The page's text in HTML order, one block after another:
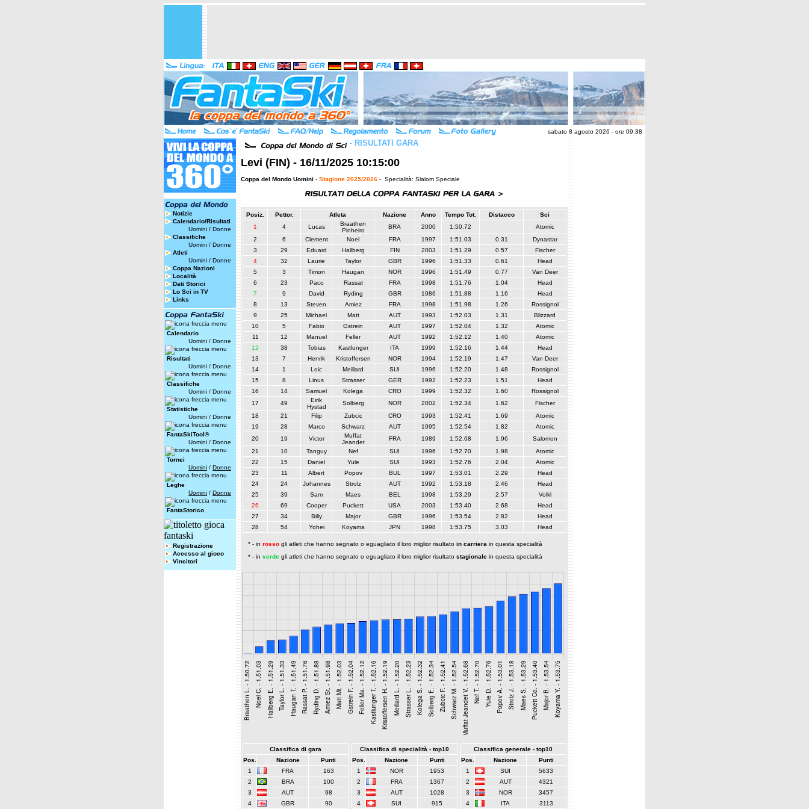
sabato 8 agosto 2026 - ore 09:38
Notizie
Calendario/Risultati
Uomini / Donne
Classifiche
Uomini / Donne
Atleti
Uomini / Donne
Coppa Nazioni
Località
Dati Storici
Lo Sci in TV
Links
Calendario
Uomini / Donne
Risultati
Uomini / Donne
Classifiche
Uomini / Donne
Statistiche
Uomini / Donne
FantaSkiTool®
Uomini / Donne
Tornei
Uomini / Donne
Leghe
Uomini / Donne
FantaStorico
Registrazione
Accesso al gioco
Vincitori
- RISULTATI GARA
Levi (FIN) - 16/11/2025 10:15:00
Coppa del Mondo Uomini - Stagione 2025/2026 - Specialità: Slalom Speciale
Posiz. Pettor. Atleta Nazione Anno Tempo Tot. Distacco
Sci
1
4 Lucas
Braathen
Pinheiro
BRA 2000 1:50.72
Atomic
2
6 Clement Noel FRA 1997 1:51.03 0.31
Dynastar
3
29 Eduard Hallberg FIN 2003 1:51.29 0.57
Fischer
4
32 Laurie Taylor GBR 1996 1:51.33 0.61
Head
5
3 Timon Haugan NOR 1996 1:51.49 0.77
Van Deer
6
23 Paco Rassat FRA 1998 1:51.76 1.04
Head
7
9 David Ryding GBR 1986 1:51.88 1.16
Head
8
13 Steven Amiez FRA 1998 1:51.98 1.26
Rossignol
9
25 Michael Matt AUT 1993 1:52.03 1.31
Blizzard
10
5 Fabio Gstrein AUT 1997 1:52.04 1.32
Atomic
11
12 Manuel Feller AUT 1992 1:52.12 1.40
Atomic
12
38 Tobias Kastlunger ITA 1999 1:52.16 1.44
Head
13
7 Henrik Kristoffersen NOR 1994 1:52.19 1.47
Van Deer
14
1 Loic Meillard SUI 1996 1:52.20 1.48
Rossignol
15
8 Linus Strasser GER 1992 1:52.23 1.51
Head
16
14 Samuel Kolega CRO 1999 1:52.32 1.60
Rossignol
17
49
Eirik
Hystad
Solberg NOR 2002 1:52.34 1.62
Fischer
18
21 Filip Zubcic CRO 1993 1:52.41 1.69
Atomic
19
28 Marco Schwarz AUT 1995 1:52.54 1.82
Atomic
20
19 Victor
Muffat
Jeandet
FRA 1989 1:52.68 1.96
Salomon
21
10 Tanguy Nef SUI 1996 1:52.70 1.98
Atomic
22
15 Daniel Yule SUI 1993 1:52.76 2.04
Atomic
23
11 Albert Popov BUL 1997 1:53.01 2.29
Head
24
24 Johannes Strolz AUT 1992 1:53.18 2.46
Head
25
39 Sam Maes BEL 1998 1:53.29 2.57
Volkl
26
69 Cooper Puckett USA 2003 1:53.40 2.68
Head
27
34 Billy Major GBR 1996 1:53.54 2.82
Head
28
54 Yohei Koyama JPN 1998 1:53.75 3.03 Head
* - in rosso gli atleti che hanno segnato o eguagliato il loro miglior risultato in carriera in questa specialità
* - in verde gli atleti che hanno segnato o eguagliato il loro miglior risultato stagionale in questa specialità
Classifica di gara
Pos.
Nazione
Punti
1
FRA
163
2
BRA
100
3
AUT
98
4
GBR 90
Classifica di specialità - top10
Pos.
Nazione
Punti
1
NOR
1953
2
FRA
1367
3
AUT
1028
4
SUI 915
Classifica generale - top10
Pos.
Nazione
Punti
1
SUI
5633
2
AUT
4321
3
NOR
3457
4
ITA 3113